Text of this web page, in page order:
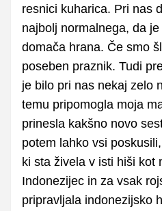
resnici kuharica. Pri nas
najbolj normalnega, da
domača hrana. Če smo
poseben praznik. Tudi
je bilo pri nas nekaj zelo
temu pripomogla moja
prinesla kakšno novo
potem lahko vsi
ki sta živela v isti hiši kot
Indonezijec in za vsak
pripravljala indonezijsko